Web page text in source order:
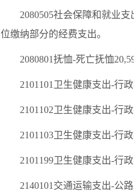
2080505社会保障和就业
位缴纳部分的经费支出。
2080801抚恤-死亡抚恤
2101101卫生健康支出-行
2101102卫生健康支出-行
2101103卫生健康支出-行
2101199卫生健康支出-行
2140101交通运输支出-公